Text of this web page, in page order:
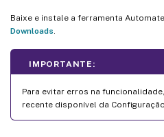
Baixe e instale a ferramenta
Downloads.
IMPORTANTE:
Para evitar erros na
recente disponível da